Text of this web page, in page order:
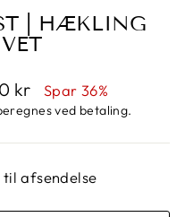
| HÆKLING
kr Spar 36%
ved betaling.
afsendelse